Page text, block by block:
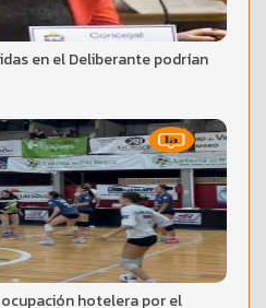
en el Deliberante podrían
hotelera por el